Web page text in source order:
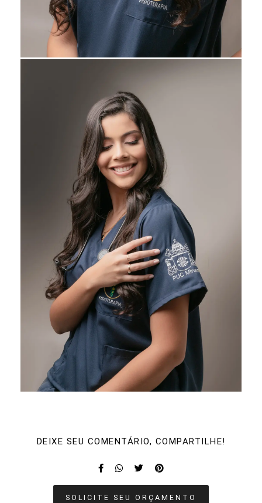
DEIXE SEU COMENTÁRIO, COMPARTILHE!
SOLICITE SEU ORÇAMENTO